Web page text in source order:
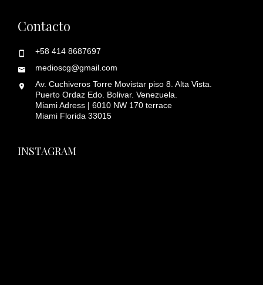
Contacto
+58 414 8687697
medioscg@gmail.com
Av. Cuchiveros Torre Movistar piso 8. Alta Vista.
Puerto Ordaz Edo. Bolivar. Venezuela.
Miami Adress | 6010 NW 170 terrace
Miami Florida 33015
INSTAGRAM